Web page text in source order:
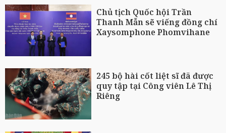
Chủ tịch Quốc hội Trần
Thanh Mẫn sẽ viếng đồng chí
Xaysomphone Phomvihane
245 bộ hài cốt liệt sĩ đã được
quy tập tại Công viên Lê Thị
Riêng